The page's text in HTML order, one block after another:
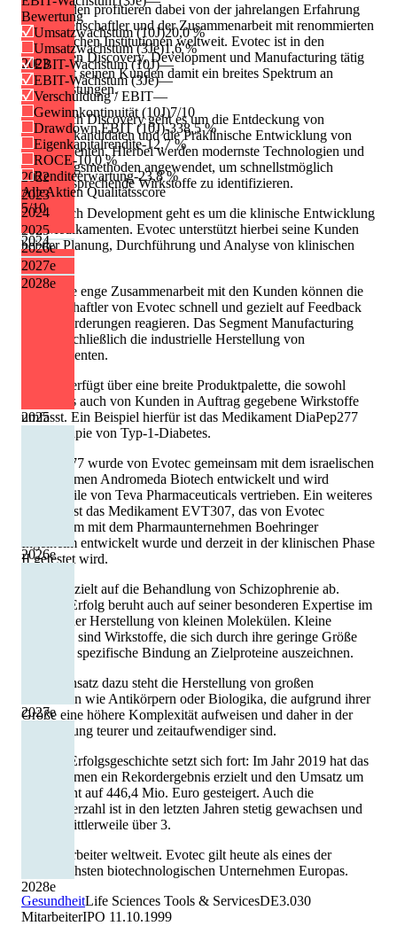
2023
2024
2025
2026e
2027e
2028e
2022
2023
2024
2025
2026e
2027e
2028e
Bewertung
Umsatzwachstum (10J)20,0 %
Umsatzwachstum (3Je)1,6 %
EBIT-Wachstum (10J)—
EBIT-Wachstum (3Je)—
Verschuldung / EBIT—
Gewinnkontinuität (10J)7/10
Drawdown EBIT (10J)-338,5 %
Eigenkapitalrendite-12,7 %
ROCE-10,0 %
Renditeerwartung-23,8 %
AlleAktien Qualitätsscore
5/10
Die Kunden profitieren dabei von der jahrelangen Erfahrung
der Wissenschaftler und der Zusammenarbeit mit renommierten
akademischen Institutionen weltweit. Evotec ist in den
Segmenten Discovery, Development und Manufacturing tätig
und bietet seinen Kunden damit ein breites Spektrum an
Dienstleistungen.
Im Bereich Discovery geht es um die Entdeckung von
Wirkstoffkandidaten und die Präklinische Entwicklung von
Medikamenten. Hierbei werden modernste Technologien und
Forschungsmethoden angewendet, um schnellstmöglich
erfolgversprechende Wirkstoffe zu identifizieren.
Im Bereich Development geht es um die klinische Entwicklung
von Medikamenten. Evotec unterstützt hierbei seine Kunden
bei der Planung, Durchführung und Analyse von klinischen
Studien.
Durch die enge Zusammenarbeit mit den Kunden können die
Wissenschaftler von Evotec schnell und gezielt auf Feedback
und Anforderungen reagieren. Das Segment Manufacturing
umfasst schließlich die industrielle Herstellung von
Medikamenten.
Evotec verfügt über eine breite Produktpalette, die sowohl
eigene als auch von Kunden in Auftrag gegebene Wirkstoffe
umfasst. Ein Beispiel hierfür ist das Medikament DiaPep277
zur Therapie von Typ-1-Diabetes.
DiaPep277 wurde von Evotec gemeinsam mit dem israelischen
Unternehmen Andromeda Biotech entwickelt und wird
mittlerweile von Teva Pharmaceuticals vertrieben. Ein weiteres
Beispiel ist das Medikament EVT307, das von Evotec
gemeinsam mit dem Pharmaunternehmen Boehringer
Ingelheim entwickelt wurde und derzeit in der klinischen Phase
II getestet wird.
EVT307 zielt auf die Behandlung von Schizophrenie ab.
Evotecs Erfolg beruht auch auf seiner besonderen Expertise im
Bereich der Herstellung von kleinen Molekülen. Kleine
Moleküle sind Wirkstoffe, die sich durch ihre geringe Größe
und hohe spezifische Bindung an Zielproteine auszeichnen.
Im Gegensatz dazu steht die Herstellung von großen
Molekülen wie Antikörpern oder Biologika, die aufgrund ihrer
Größe eine höhere Komplexität aufweisen und daher in der
Entwicklung teurer und zeitaufwendiger sind.
Evotecs Erfolgsgeschichte setzt sich fort: Im Jahr 2019 hat das
Unternehmen ein Rekordergebnis erzielt und den Umsatz um
23 Prozent auf 446,4 Mio. Euro gesteigert. Auch die
Mitarbeiterzahl ist in den letzten Jahren stetig gewachsen und
beträgt mittlerweile über 3.
000 Mitarbeiter weltweit. Evotec gilt heute als eines der
erfolgreichsten biotechnologischen Unternehmen Europas.
GesundheitLife Sciences Tools & ServicesDE3.030
MitarbeiterIPO 11.10.1999